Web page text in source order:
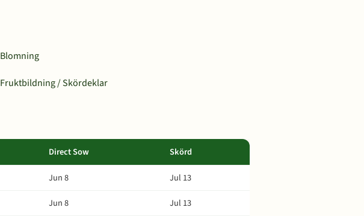
Blomning
Fruktbildning / Skördeklar
Direct Sow Skörd
Jun 8
Jul 13
Jun 8
Jul 13